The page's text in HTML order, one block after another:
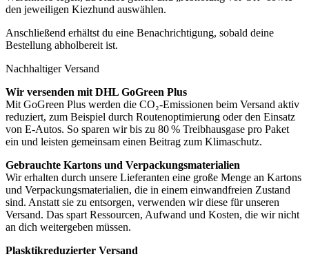
den jeweiligen Kiezhund auswählen.
Anschließend erhältst du eine Benachrichtigung, sobald deine
Bestellung abholbereit ist.
Nachhaltiger Versand
Wir versenden mit DHL GoGreen Plus
Mit GoGreen Plus werden die CO₂-Emissionen beim Versand aktiv
reduziert, zum Beispiel durch Routenoptimierung oder den Einsatz
von E-Autos. So sparen wir bis zu 80 % Treibhausgase pro Paket
ein und leisten gemeinsam einen Beitrag zum Klimaschutz.
Gebrauchte Kartons und Verpackungsmaterialien
Wir erhalten durch unsere Lieferanten eine große Menge an Kartons
und Verpackungsmaterialien, die in einem einwandfreien Zustand
sind. Anstatt sie zu entsorgen, verwenden wir diese für unseren
Versand. Das spart Ressourcen, Aufwand und Kosten, die wir nicht
an dich weitergeben müssen.
Plasktikreduzierter Versand